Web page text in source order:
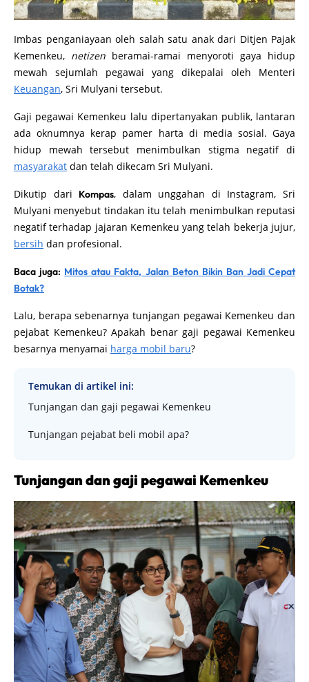
Imbas penganiayaan oleh salah satu anak dari Ditjen Pajak
Kemenkeu, netizen beramai-ramai menyoroti gaya hidup
mewah sejumlah pegawai yang dikepalai oleh Menteri
Keuangan, Sri Mulyani tersebut.
Gaji pegawai Kemenkeu lalu dipertanyakan publik, lantaran
ada oknumnya kerap pamer harta di media sosial. Gaya
hidup mewah tersebut menimbulkan stigma negatif di
masyarakat dan telah dikecam Sri Mulyani.
Dikutip dari Kompas, dalam unggahan di Instagram, Sri
Mulyani menyebut tindakan itu telah menimbulkan reputasi
negatif terhadap jajaran Kemenkeu yang telah bekerja jujur,
bersih dan profesional.
Baca juga: Mitos atau Fakta, Jalan Beton Bikin Ban Jadi Cepat
Botak?
Lalu, berapa sebenarnya tunjangan pegawai Kemenkeu dan
pejabat Kemenkeu? Apakah benar gaji pegawai Kemenkeu
besarnya menyamai harga mobil baru?
Temukan di artikel ini:
Tunjangan dan gaji pegawai Kemenkeu
Tunjangan pejabat beli mobil apa?
Tunjangan dan gaji pegawai Kemenkeu